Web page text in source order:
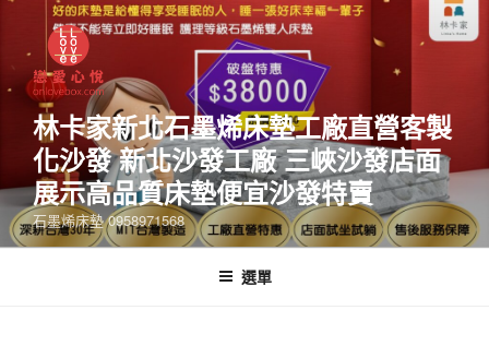
林卡家新北石墨烯床墊工廠直營客製
化沙發 新北沙發工廠 三峽沙發店面
展示高品質床墊便宜沙發特賣
石墨烯床墊 0958971568
選單